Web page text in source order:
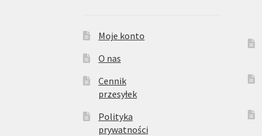
Moje konto
O nas
Cennik
przesyłek
Polityka
prywatności